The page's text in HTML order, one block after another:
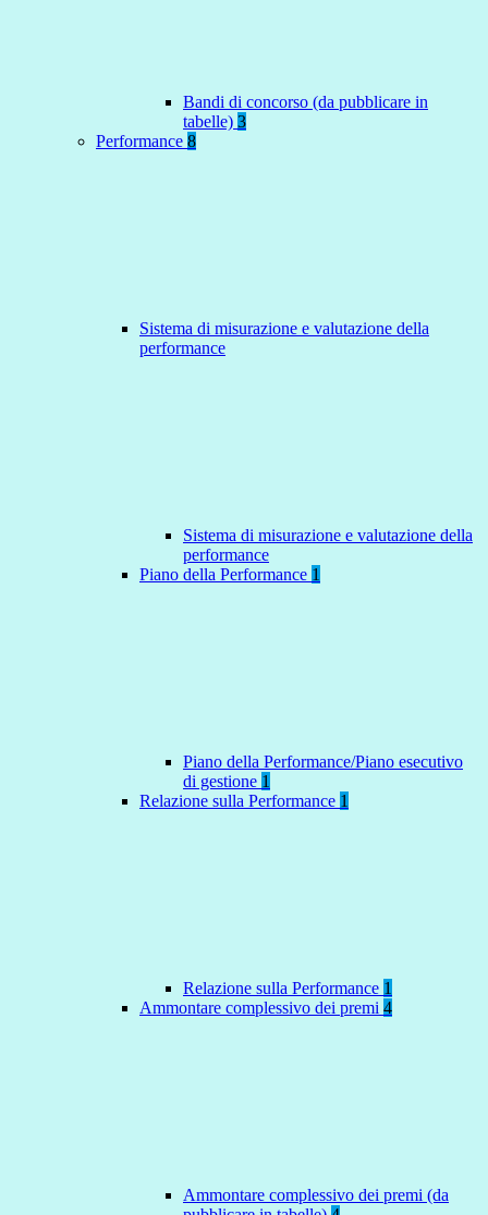
Bandi di concorso (da pubblicare in
tabelle) 3
Performance 8
Sistema di misurazione e valutazione della
performance
Sistema di misurazione e valutazione della
performance
Piano della Performance 1
Piano della Performance/Piano esecutivo
di gestione 1
Relazione sulla Performance 1
Relazione sulla Performance 1
Ammontare complessivo dei premi 4
Ammontare complessivo dei premi (da